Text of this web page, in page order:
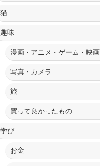
猫
趣味
漫画・アニメ・ゲーム・映画
写真・カメラ
旅
買って良かったもの
学び
お金